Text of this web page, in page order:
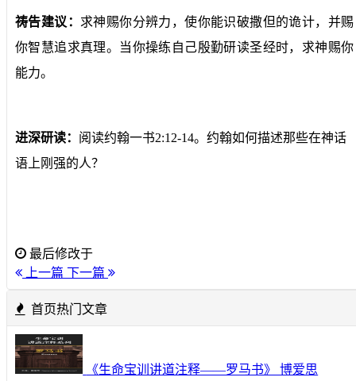
祷告建议： 求神赐你分辨力，使你能识破撒但的诡计， 并赐
你智慧追求真理。当你操练自己殷勤研读圣经时，求神赐你
能力。
进深研读： 阅读约翰一书2:12-14。约翰如何描述那些在神话
语上刚强的人？
最后修改于
上一篇 下一篇
首页热门文章
《生命宝训讲道注释——罗马书》 博爱思